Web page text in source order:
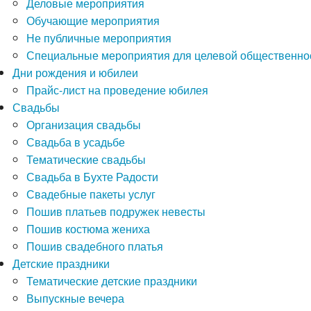
Деловые мероприятия
Обучающие мероприятия
Не публичные мероприятия
Специальные мероприятия для целевой
Дни рождения и юбилеи
Прайс-лист на проведение юбилея
Свадьбы
Организация свадьбы
Свадьба в усадьбе
Тематические свадьбы
Свадьба в Бухте Радости
Свадебные пакеты услуг
Пошив платьев подружек невесты
Пошив костюма жениха
Пошив свадебного платья
Детские праздники
Тематические детские праздники
Выпускные вечера